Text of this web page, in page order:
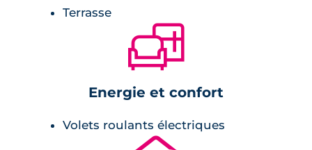
Terrasse
🛋
Energie et confort
Volets roulants électriques